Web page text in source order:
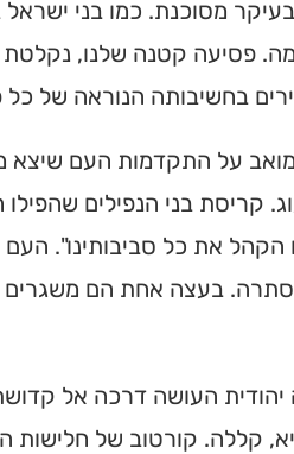
מסוכנת. כמו בני
פסיעה קטנה שלנו,
בחשיבותה הנוראה של
על התקדמות העם שיצא
קריסת בני הנפילים
הקהל את כל סביבותינו".
בעצה אחת הם משגרים
העושה דרכה אל
קללה. קורטוב של חלישות